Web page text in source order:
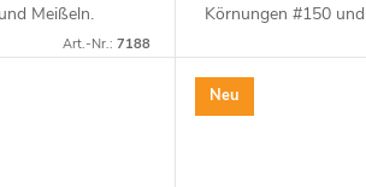
Meißeln.
mit Körnung
Art.-Nr.:7188
Körnungen #150
zum Schärfen von
Inklusive Ständer....
Neu